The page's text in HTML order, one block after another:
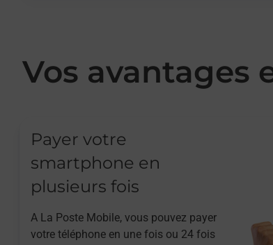
Vos avantages
Payer votre
smartphone en
plusieurs fois
A La Poste Mobile, vous pouvez payer
votre téléphone en une fois ou 24 fois